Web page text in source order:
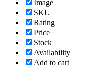
Image
SKU
Rating
Price
Stock
Availability
Add to cart